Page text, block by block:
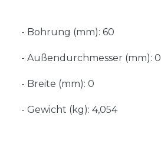
- Bohrung (mm): 60
- Außendurchmesser (mm): 0
- Breite (mm): 0
- Gewicht (kg): 4,054